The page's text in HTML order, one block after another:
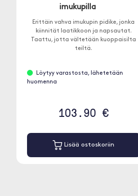
imukupilla
Erittäin vahva imukupin pidike, jonka
kiinnität laatikkoon ja napsautat.
Taattu, jotta vältetään kuoppaisilta
teiltä.
Löytyy varastosta, lähetetään
huomenna
103.90 €
Lisää ostoskoriin